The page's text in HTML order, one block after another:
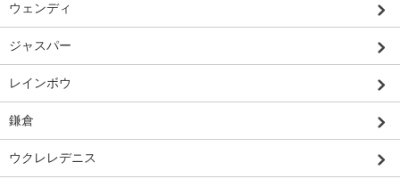
ウェンディ
ジャスパー
レインボウ
鎌倉
ウクレレデニス